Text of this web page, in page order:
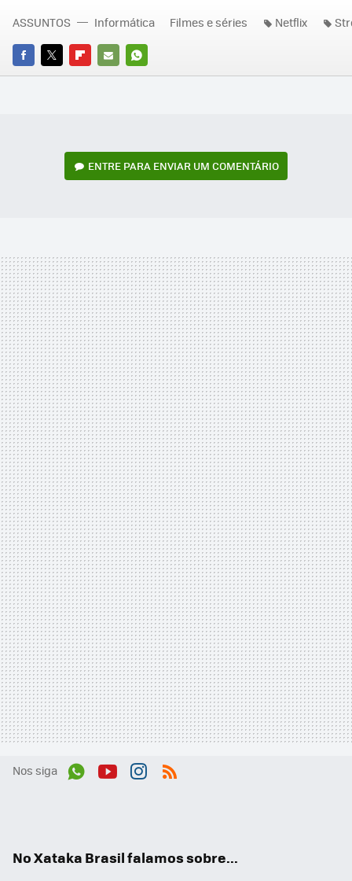
FACEBOOK
TWITTERFLIPBOARD
E-
WHATSAPP
ASSUNTOS Informática Filmes e séries Netflix
ENTRE PARA ENVIAR UM COMENTÁRIO
Nos siga
No Xataka Brasil falamos sobre...